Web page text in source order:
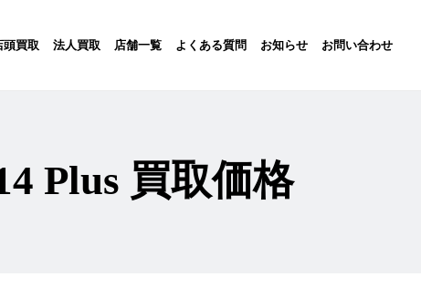
頭買取 法人買取 店舗一覧 よくある質問 お知らせ お問い合わせ
Plus 買取価格